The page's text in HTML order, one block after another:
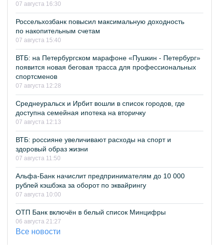
07 августа 16:30
Россельхозбанк повысил максимальную доходность
по накопительным счетам
07 августа 15:40
ВТБ: на Петербургском марафоне «Пушкин - Петербург»
появится новая беговая трасса для профессиональных
спортсменов
07 августа 12:28
Среднеуральск и Ирбит вошли в список городов, где
доступна семейная ипотека на вторичку
07 августа 12:13
ВТБ: россияне увеличивают расходы на спорт и
здоровый образ жизни
07 августа 11:50
Альфа-Банк начислит предпринимателям до 10 000
рублей кэшбэка за оборот по эквайрингу
07 августа 10:00
ОТП Банк включён в белый список Минцифры
06 августа 21:27
Все новости